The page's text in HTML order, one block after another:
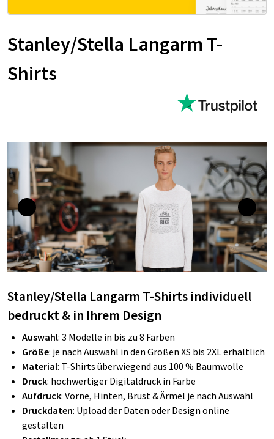
Stanley/Stella Langarm T-
Shirts
Stanley/Stella Langarm T-Shirts individuell
bedruckt & in Ihrem Design
Auswahl: 3 Modelle in bis zu 8 Farben
Größe: je nach Auswahl in den Größen XS bis 2XL erhältlich
Material: T-Shirts überwiegend aus 100 % Baumwolle
Druck: hochwertiger Digitaldruck in Farbe
Aufdruck: Vorne, Hinten, Brust & Ärmel je nach Auswahl
Druckdaten: Upload der Daten oder Design online
gestalten